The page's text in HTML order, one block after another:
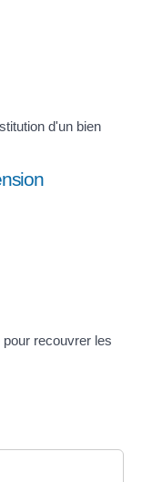
d'un bien
recouvrer les